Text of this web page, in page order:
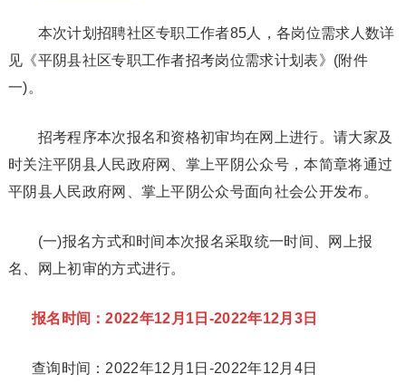
本次计划招聘社区专职工作者85人，各岗位需求人数详
见《平阴县社区专职工作者招考岗位需求计划表》(附件
一)。
招考程序本次报名和资格初审均在网上进行。请大家及
时关注平阴县人民政府网、掌上平阴公众号，本简章将通过
平阴县人民政府网、掌上平阴公众号面向社会公开发布。
(一)报名方式和时间本次报名采取统一时间、网上报
名、网上初审的方式进行。
报名时间：2022年12月1日-2022年12月3日
查询时间：2022年12月1日-2022年12月4日